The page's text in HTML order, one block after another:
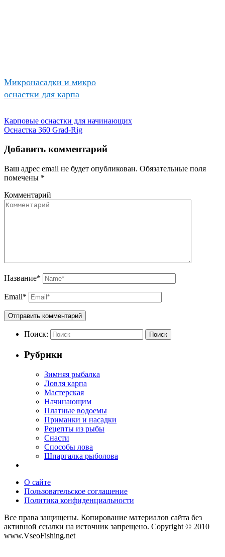
Микронасадки и микро
оснастки для карпа
Карповые оснастки для начинающих
Оснастка 360 Grad-Rig
Добавить комментарий
Ваш адрес email не будет опубликован. Обязательные поля
помечены *
Комментарий
Название*
Email*
Поиск: Поиск
Рубрики
Зимняя рыбалка
Ловля карпа
Мастерская
Начинающим
Платные водоемы
Приманки и насадки
Рецепты из рыбы
Снасти
Способы лова
Шпаргалка рыболова
О сайте
Пользовательское соглашение
Политика конфиденциальности
Все права защищены. Копирование материалов сайта без
активной ссылки на источник запрещено. Copyright © 2010
www.VseoFishing.net